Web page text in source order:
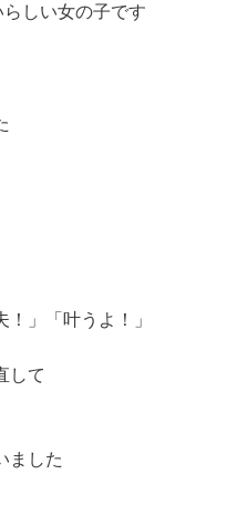
しい女の子です
」「叶うよ！」
して
ました